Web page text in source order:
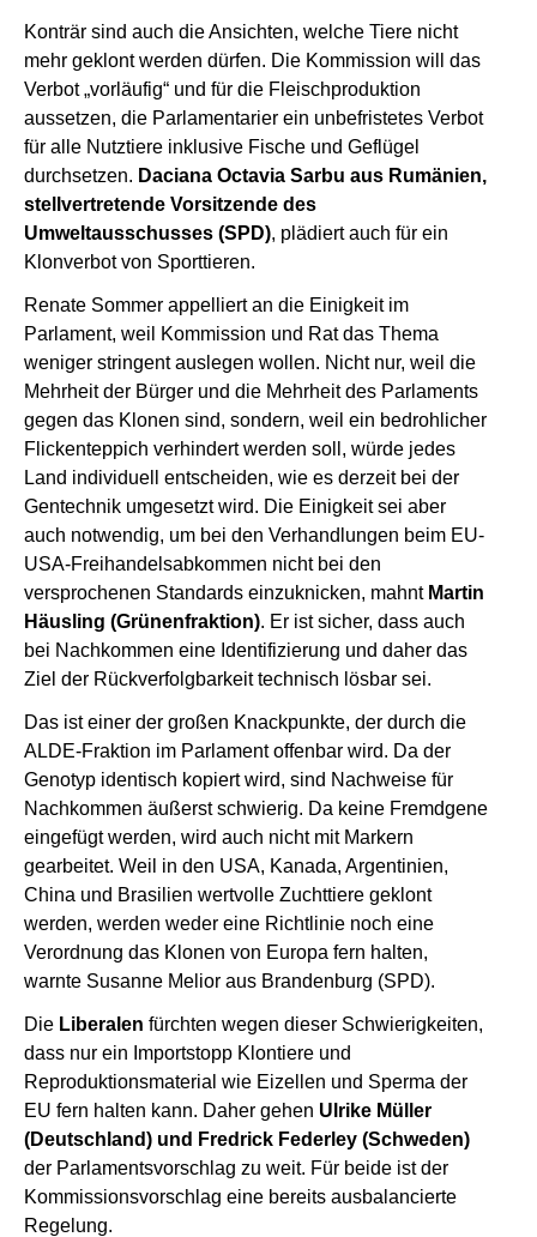
Konträr sind auch die Ansichten, welche Tiere nicht
mehr geklont werden dürfen. Die Kommission will das
Verbot „vorläufig“ und für die Fleischproduktion
aussetzen, die Parlamentarier ein unbefristetes Verbot
für alle Nutztiere inklusive Fische und Geflügel
durchsetzen. Daciana Octavia Sarbu aus Rumänien,
stellvertretende Vorsitzende des
Umweltausschusses (SPD), plädiert auch für ein
Klonverbot von Sporttieren.
Renate Sommer appelliert an die Einigkeit im
Parlament, weil Kommission und Rat das Thema
weniger stringent auslegen wollen. Nicht nur, weil die
Mehrheit der Bürger und die Mehrheit des Parlaments
gegen das Klonen sind, sondern, weil ein bedrohlicher
Flickenteppich verhindert werden soll, würde jedes
Land individuell entscheiden, wie es derzeit bei der
Gentechnik umgesetzt wird. Die Einigkeit sei aber
auch notwendig, um bei den Verhandlungen beim EU-
USA-Freihandelsabkommen nicht bei den
versprochenen Standards einzuknicken, mahnt Martin
Häusling (Grünenfraktion). Er ist sicher, dass auch
bei Nachkommen eine Identifizierung und daher das
Ziel der Rückverfolgbarkeit technisch lösbar sei.
Das ist einer der großen Knackpunkte, der durch die
ALDE-Fraktion im Parlament offenbar wird. Da der
Genotyp identisch kopiert wird, sind Nachweise für
Nachkommen äußerst schwierig. Da keine Fremdgene
eingefügt werden, wird auch nicht mit Markern
gearbeitet. Weil in den USA, Kanada, Argentinien,
China und Brasilien wertvolle Zuchttiere geklont
werden, werden weder eine Richtlinie noch eine
Verordnung das Klonen von Europa fern halten,
warnte Susanne Melior aus Brandenburg (SPD).
Die Liberalen fürchten wegen dieser Schwierigkeiten,
dass nur ein Importstopp Klontiere und
Reproduktionsmaterial wie Eizellen und Sperma der
EU fern halten kann. Daher gehen Ulrike Müller
(Deutschland) und Fredrick Federley (Schweden)
der Parlamentsvorschlag zu weit. Für beide ist der
Kommissionsvorschlag eine bereits ausbalancierte
Regelung.